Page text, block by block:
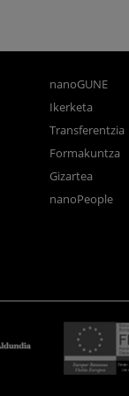
nanoGUNE
Ikerketa
Transferentzia
Formakuntza
Gizartea
nanoPeople